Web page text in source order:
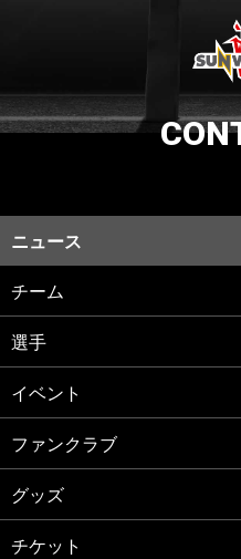
ニュース
チーム
選手
イベント
ファンクラブ
グッズ
チケット